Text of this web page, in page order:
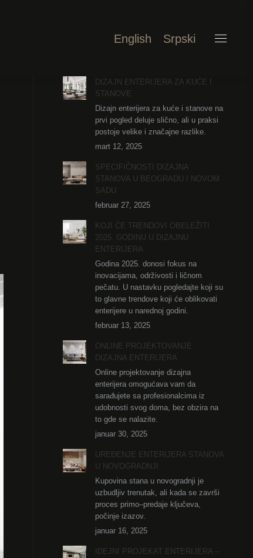
English Srpski
DIZAJN ENTERIJERA ZA KUĆE I
STANOVE
Dizajn enterijera za kuće i stanove na
prvi pogled deluje slično, ali u praksi
postoje velike i značajne razlike.
mart 12, 2025
SPECIFIČNOSTI DIZAJNA
STANOVA U BEOGRADU I NOVOM
SADU
februar 27, 2025
KOJI ĆE TRENDOVI OBELEŽITI
2025. GODINU U DIZAJNU
ENTERIJERA
Godina 2025. donosi fokus na
inovacijama, održivosti i ličnom
pečatu. U nastavku pogledajte koji su
to glavne trendove koji će oblikovati
enterijere u narednoj godini.
februar 13, 2025
ONLINE PROJEKTOVANJE
DIZAJNA ENTERIJERA
Online projektovanje dizajna
enterijera omogućava vam da
sarađujete sa profesionalcima iz
udobnosti svog doma, bez obzira na
to gde se nalazite.
januar 30, 2025
UREĐENJE ENTERIJERA STANOVA
U NOVOGRADNJI
Kupovina stana u novogradnji je
uzbudljiv trenutak, ali kada se završi
proces primo–predaje ključeva,
počinje izazov.
januar 16, 2025
IDEJNI PROJEKAT ENTERIJERA –